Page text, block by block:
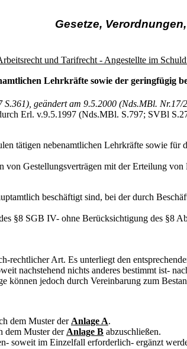
Gesetze,
und Tarifrecht - Angestellte im
Lehrkräfte sowie der geringfügig
geändert am 9.5.2000 (Nds.MBl.
Erl. v.9.5.1997 (Nds.MBl. S.797; SVBl
tätigen nebenamtlichen Lehrkräfte sowie
Gestellungsverträgen mit der Erteilung
beschäftigt sind, bei der durch
§8 SGB IV- ohne Berücksichtigung des §8
rechtlicher Art. Es unterliegt den
nachstehend nichts anderes bestimmt ist-
jedoch durch Vereinbarung zum
dem Muster der Anlage A.
dem Muster der Anlage B abzuschließen.
soweit im Einzelfall erforderlich- ergänzt